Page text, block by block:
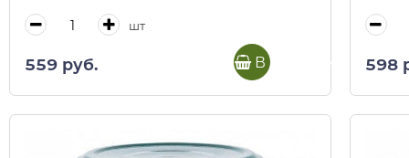
шт
559 руб. В корзину 598